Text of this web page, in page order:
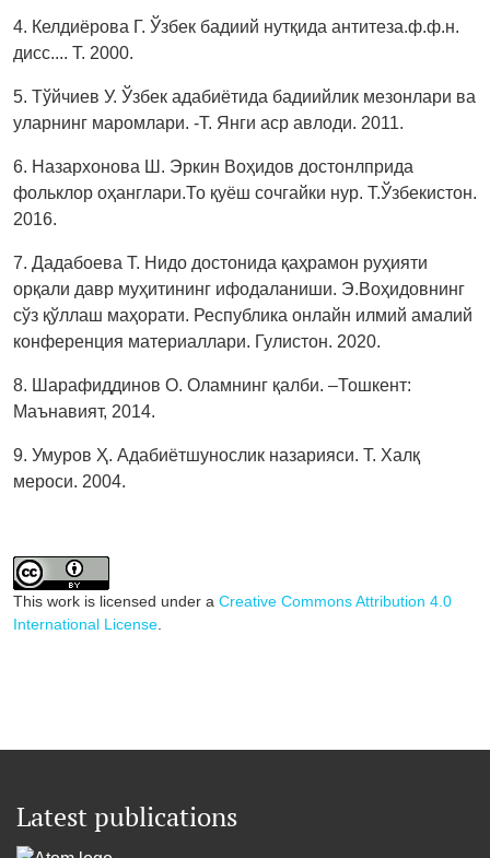
4. Келдиёрова Г. Ўзбек бадиий нутқида антитеза.ф.ф.н.
дисс.... Т. 2000.
5. Тўйчиев У. Ўзбек адабиётида бадиийлик мезонлари ва
уларнинг маромлари. -Т. Янги аср авлоди. 2011.
6. Назархонова Ш. Эркин Воҳидов достонлприда
фольклор оҳанглари.То қуёш сочгайки нур. Т.Ўзбекистон.
2016.
7. Дадабоева Т. Нидо достонида қаҳрамон руҳияти
орқали давр муҳитининг ифодаланиши. Э.Воҳидовнинг
сўз қўллаш маҳорати. Республика онлайн илмий амалий
конференция материаллари. Гулистон. 2020.
8. Шарафиддинов О. Оламнинг қалби. –Тошкент:
Маънавият, 2014.
9. Умуров Ҳ. Адабиётшунослик назарияси. Т. Халқ
мероси. 2004.
This work is licensed under a Creative Commons Attribution 4.0
International License.
Latest publications